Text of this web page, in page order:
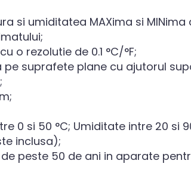
si umiditatea MAXima si
o rezolutie de 0.1 °C/°F;
suprafete plane cu ajutorul
0 si 50 °C; Umiditate intre 20 si
inclusa);
peste 50 de ani in aparate